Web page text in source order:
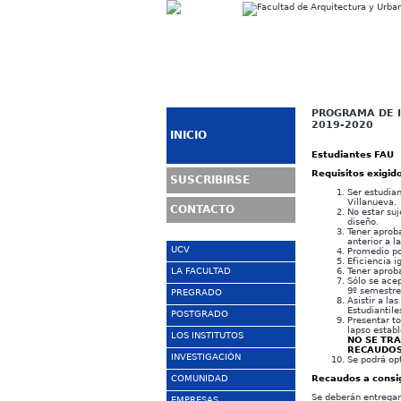
PROGRAMA DE
2019-2020
Estudiantes FAU
Requisitos
Ser
Villanueva.
No estar
diseño.
Tener
anterior a
Promedio
Eficiencia
Tener
Sólo se
9º semestre.
Asistir a las
Presentar
lapso
NO SE
Se podrá
Recaudos a
Se deberán
INICIO
SUSCRIBIRSE
CONTACTO
UCV
Sitio UCV
La Ciudad
SABER UCV
Campus Virtual
LA FACULTAD
Presentación
Historia
El Edificio FAU
Recorrido PB
Obras de Arte en la
FAU
PREGRADO
Escuela de
Arquitectura
Cómo ingresar
POSTGRADO
Coordinación de
Postgrado
de Conocimientos
Cursos de
LOS INSTITUTOS
Instituto de
Urbanismo
INVESTIGACIÓN
Coordinación de
Investigación
COMUNIDAD